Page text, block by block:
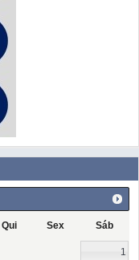
Qui Sex Sáb
1